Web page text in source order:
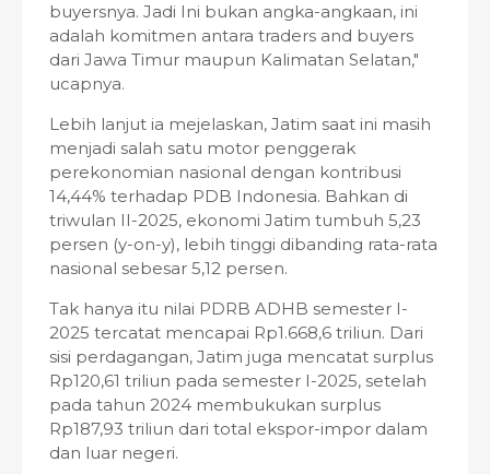
buyersnya. Jadi Ini bukan angka-angkaan, ini
adalah komitmen antara traders and buyers
dari Jawa Timur maupun Kalimatan Selatan,"
ucapnya.
Lebih lanjut ia mejelaskan, Jatim saat ini masih
menjadi salah satu motor penggerak
perekonomian nasional dengan kontribusi
14,44% terhadap PDB Indonesia. Bahkan di
triwulan II-2025, ekonomi Jatim tumbuh 5,23
persen (y-on-y), lebih tinggi dibanding rata-rata
nasional sebesar 5,12 persen.
Tak hanya itu nilai PDRB ADHB semester I-
2025 tercatat mencapai Rp1.668,6 triliun. Dari
sisi perdagangan, Jatim juga mencatat surplus
Rp120,61 triliun pada semester I-2025, setelah
pada tahun 2024 membukukan surplus
Rp187,93 triliun dari total ekspor-impor dalam
dan luar negeri.